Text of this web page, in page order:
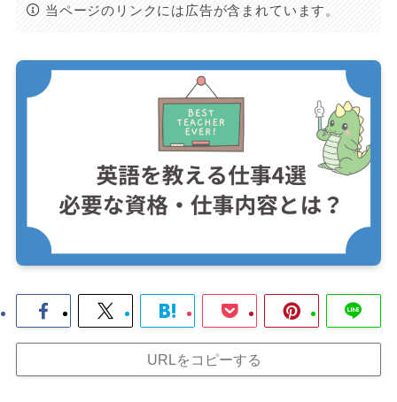
当ページのリンクには広告が含まれています。
URLをコピーする